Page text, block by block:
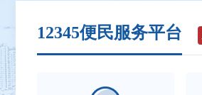
12345便民服务平台